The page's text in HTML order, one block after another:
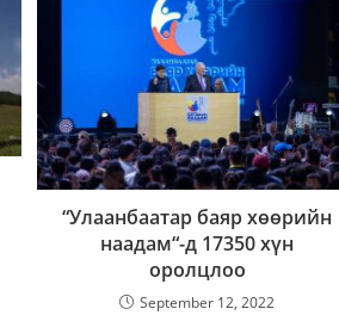
“Улаанбаатар баяр хөөрийн
наадам“-д 17350 хүн
оролцлоо
September 12, 2022